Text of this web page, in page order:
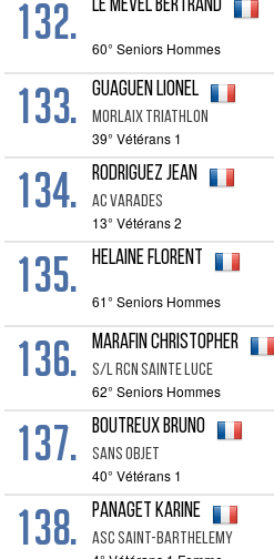
132. LE MEVEL Bertrand
60° Seniors Hommes
133. GUAGUEN Lionel
Morlaix Triathlon
39° Vétérans 1
134. RODRIGUEZ Jean
Ac Varades
13° Vétérans 2
135. HELAINE Florent
61° Seniors Hommes
136. MARAFIN Christopher
S/l Rcn Sainte Luce
62° Seniors Hommes
137. BOUTREUX Bruno
Sans Objet
40° Vétérans 1
138. PANAGET Karine
Asc Saint-barthelemy